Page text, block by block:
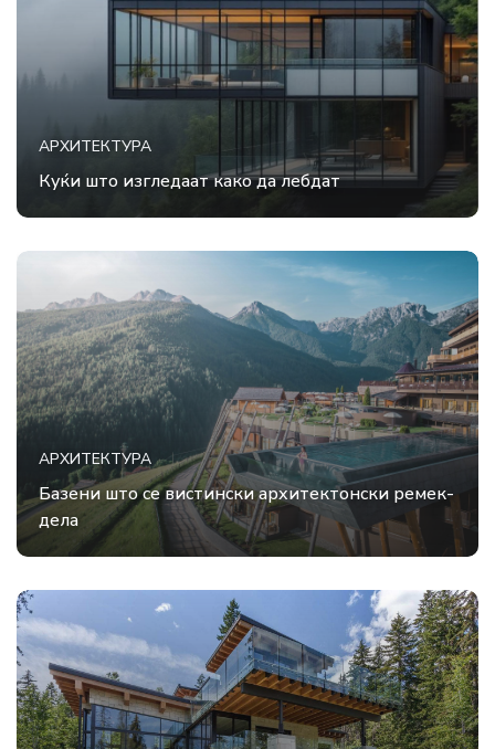
АРХИТЕКТУРА
Куќи што изгледаат како да лебдат
АРХИТЕКТУРА
Базени што се вистински архитектонски ремек-
дела